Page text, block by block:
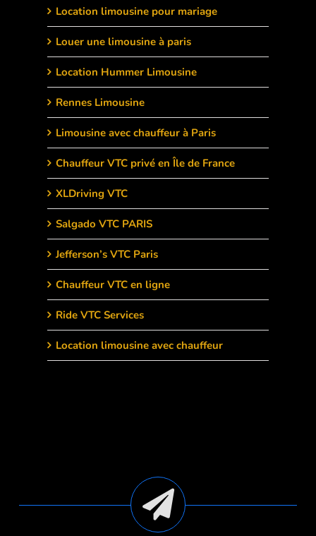
Location limousine pour mariage
Louer une limousine à paris
Location Hummer Limousine
Rennes Limousine
Limousine avec chauffeur à Paris
Chauffeur VTC privé en Île de France
XLDriving VTC
Salgado VTC PARIS
Jefferson’s VTC Paris
Chauffeur VTC en ligne
Ride VTC Services
Location limousine avec chauffeur